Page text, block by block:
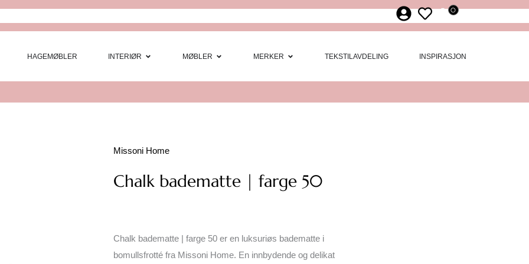
0
HAGEMØBLER INTERIØR Open Interiør
MØBLER Open Møbler
MERKER Open Merker
TEKSTILAVDELING INSPIRASJON
Missoni Home
Chalk badematte | farge 50
Chalk badematte | farge 50 er en luksuriøs badematte i
bomullsfrotté fra Missoni Home. En innbydende og delikat